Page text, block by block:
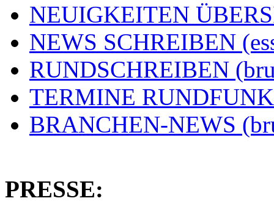
NEUIGKEITEN
NEWS SCHREIBEN
RUNDSCHREIBEN
TERMINE
BRANCHEN-NEWS
PRESSE: